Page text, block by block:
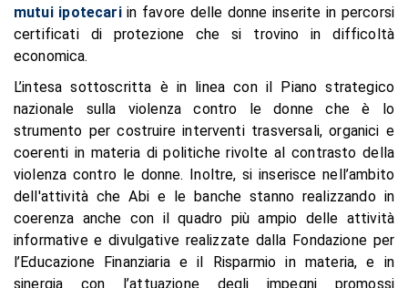
mutui ipotecariin favore delle donne inserite in percorsi
certificati di protezione che si trovino in difficoltà
economica.
L’intesa sottoscritta è in linea con il Piano strategico
nazionale sulla violenza contro le donne che è lo
strumento per costruire interventi trasversali, organici e
coerenti in materia di politiche rivolte al contrasto della
violenza contro le donne. Inoltre, si inserisce nell’ambito
dell'attività che Abi e le banche stanno realizzando in
coerenza anche con il quadro più ampio delle attività
informative e divulgative realizzate dalla Fondazione per
l’Educazione Finanziaria e il Risparmio in materia, e in
sinergia con l’attuazione degli impegni promossi